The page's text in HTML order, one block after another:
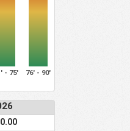
- 75' 76' - 90'